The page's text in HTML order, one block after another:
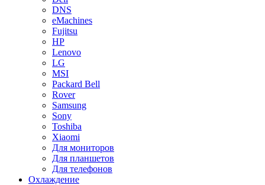
DNS
eMachines
Fujitsu
HP
Lenovo
LG
MSI
Packard Bell
Rover
Samsung
Sony
Toshiba
Xiaomi
Для мониторов
Для планшетов
Для телефонов
Охлаждение